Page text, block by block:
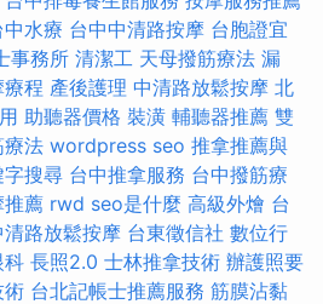
中水療 台中中清路按摩 台胞證宜
事務所 清潔工 天母撥筋療法 漏
程 產後護理 中清路放鬆按摩 北
助聽器價格 裝潢 輔聽器推薦 雙
療法 wordpress seo 推拿推薦與
字搜尋 台中推拿服務 台中撥筋療
推薦 rwd seo是什麼 高級外燴 台
清路放鬆按摩 台東徵信社 數位行
科 長照2.0 士林推拿技術 辦護照要
術 台北記帳士推薦服務 筋膜沾黏